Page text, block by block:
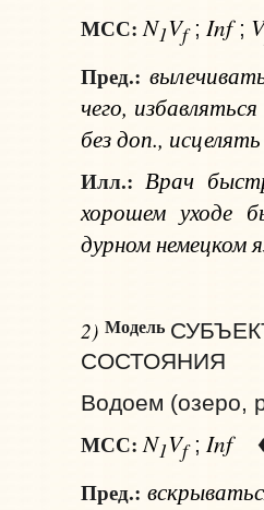
МСС: N1Vf; Inf; V
Пред.:
чего, избавляться
без доп.,
Илл.: Врач
хорошем уходе
дурном немецком
2) Модель
СОСТОЯНИЯ
Водоем (озеро,
МСС: N1Vf; Inf
Пред.: